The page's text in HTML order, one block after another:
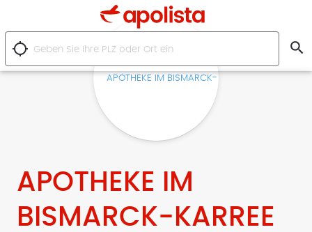
location_searching search
APOTHEKE IM
BISMARCK-KARREE